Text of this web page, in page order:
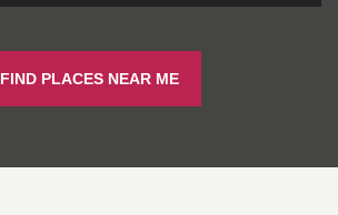
FIND PLACES NEAR ME